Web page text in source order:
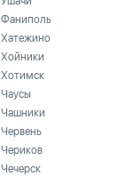
Фаниполь
Хатежино
Хойники
Хотимск
Чаусы
Чашники
Червень
Чериков
Чечерск